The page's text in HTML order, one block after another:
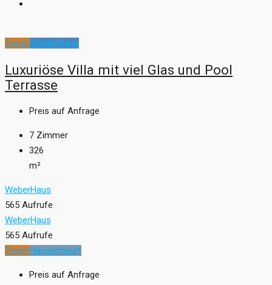
Trend Kundenhaus
Luxuriöse Villa mit viel Glas und Pool
Terrasse
Preis auf Anfrage
7 Zimmer
326
m²
WeberHaus
565 Aufrufe
WeberHaus
565 Aufrufe
Trend Hausentwurf
Preis auf Anfrage